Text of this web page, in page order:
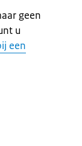
geen
u
een